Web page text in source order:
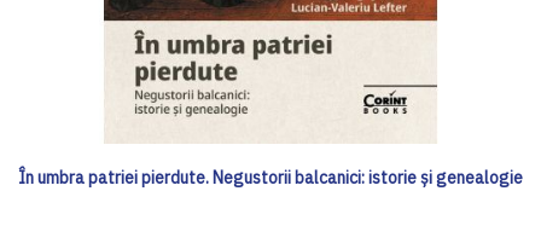
În umbra patriei pierdute. Negustorii balcanici: istorie și genealogie